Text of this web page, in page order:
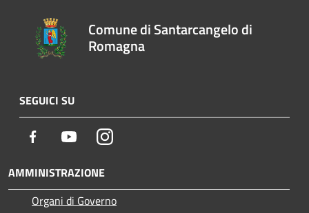
Comune di Santarcangelo di
Romagna
SEGUICI SU
Facebook YoutubeInstagram
AMMINISTRAZIONE
Organi di Governo